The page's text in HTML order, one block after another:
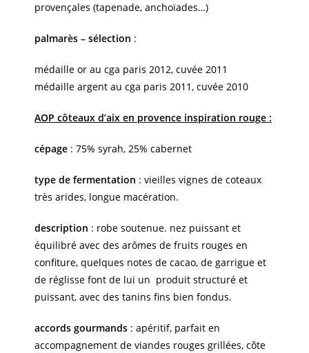
provençales (tapenade, anchoïades…)
palmarès – sélection :
médaille or au cga paris 2012, cuvée 2011
médaille argent au cga paris 2011, cuvée 2010
AOP côteaux d’aix en provence inspiration rouge :
cépage : 75% syrah, 25% cabernet
type de fermentation : vieilles vignes de coteaux
très arides, longue macération.
description : robe soutenue. nez puissant et
équilibré avec des arômes de fruits rouges en
confiture, quelques notes de cacao, de garrigue et
de réglisse font de lui un produit structuré et
puissant, avec des tanins fins bien fondus.
accords gourmands : apéritif, parfait en
accompagnement de viandes rouges grillées, côte